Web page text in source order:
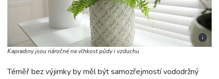
i
Kapradiny jsou náročné na vlhkost půdy i vzduchu
Téměř bez výjimky by měl být samozřejmostí vododržný